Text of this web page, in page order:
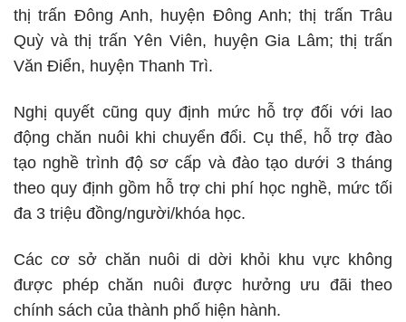
thị trấn Đông Anh, huyện Đông Anh; thị trấn Trâu
Quỳ và thị trấn Yên Viên, huyện Gia Lâm; thị trấn
Văn Điển, huyện Thanh Trì.
Nghị quyết cũng quy định mức hỗ trợ đối với lao
động chăn nuôi khi chuyển đổi. Cụ thể, hỗ trợ đào
tạo nghề trình độ sơ cấp và đào tạo dưới 3 tháng
theo quy định gồm hỗ trợ chi phí học nghề, mức tối
đa 3 triệu đồng/người/khóa học.
Các cơ sở chăn nuôi di dời khỏi khu vực không
được phép chăn nuôi được hưởng ưu đãi theo
chính sách của thành phố hiện hành.